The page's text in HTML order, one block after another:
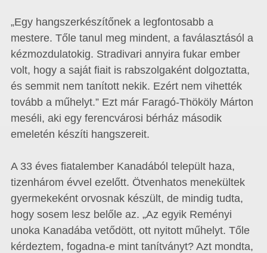
„Egy hangszerkészítőnek a legfontosabb a
mestere. Tőle tanul meg mindent, a faválasztásól a
kézmozdulatokig. Stradivari annyira fukar ember
volt, hogy a saját fiait is rabszolgaként dolgoztatta,
és semmit nem tanított nekik. Ezért nem vihették
tovább a műhelyt.” Ezt már Faragó-Thököly Márton
meséli, aki egy ferencvárosi bérház második
emeletén készíti hangszereit.
A 33 éves fiatalember Kanadából települt haza,
tizenhárom évvel ezelőtt. Ötvenhatos menekültek
gyermekeként orvosnak készült, de mindig tudta,
hogy sosem lesz belőle az. „Az egyik Reményi
unoka Kanadába vetődött, ott nyitott műhelyt. Tőle
kérdeztem, fogadna-e mint tanítványt? Azt mondta,